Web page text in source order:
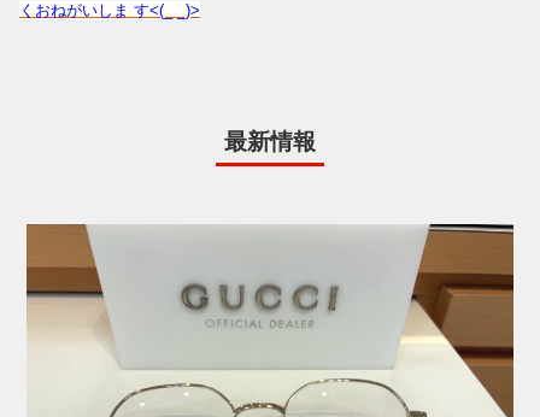
くおねがいしま す<(_ _)>
最新情報